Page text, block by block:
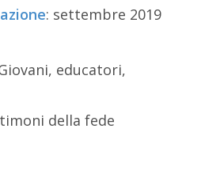
: settembre 2019
educatori,
della fede